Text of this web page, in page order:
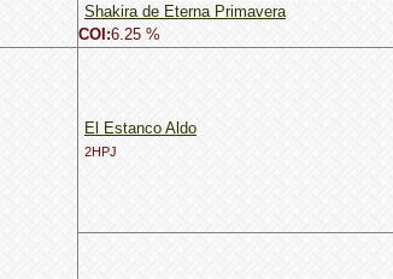
Shakira de Eterna Primavera
COI:6.25 %
El Estanco Aldo
2HPJ